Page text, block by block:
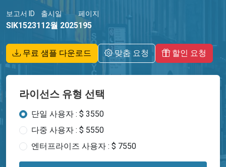
보고서 ID
SIK15231
출시일
12월 2025
페이지
195
무료 샘플 다운로드 맞춤 요청 할인 요청
라이선스 유형 선택
단일 사용자 : $ 3550
다중 사용자 : $ 5550
엔터프라이즈 사용자 : $ 7550